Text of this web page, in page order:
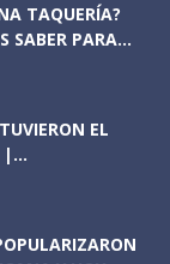
TAQUERÍA?
SABER PARA...
EL
|...